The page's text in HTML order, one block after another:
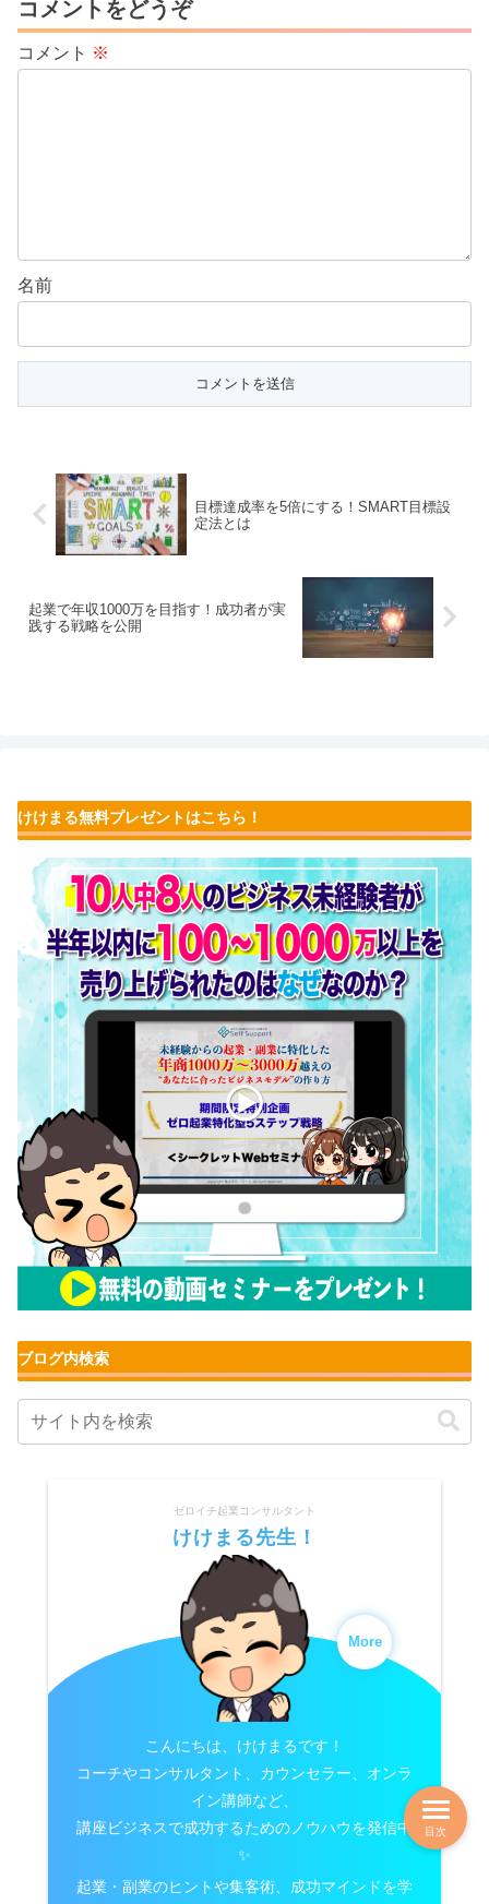
コメントをどうぞ
コメント ※
名前
目標達成率を5倍にする！SMART目標設
定法とは
起業で年収1000万を目指す！成功者が実
践する戦略を公開
けけまる無料プレゼントはこちら！
ブログ内検索
ゼロイチ起業コンサルタント
けけまる先生！
More
こんにちは、けけまるです！
コーチやコンサルタント、カウンセラー、オンラ
イン講師など、
講座ビジネスで成功するためのノウハウを発信中
✨
起業・副業のヒントや集客術、成功マインドを学
目次